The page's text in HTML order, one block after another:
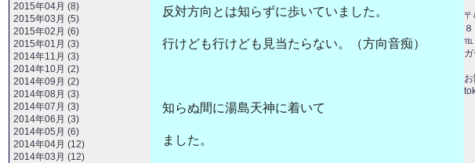
反対方向とは知らずに歩いていました。
行けども行けども見当たらない。（方向音痴）
知らぬ間に湯島天神に着いて
ました。
2015年04月 (8)
2015年03月 (5)
2015年02月 (6)
2015年01月 (3)
2014年11月 (3)
2014年10月 (2)
2014年09月 (2)
2014年08月 (3)
2014年07月 (3)
2014年06月 (3)
2014年05月 (6)
2014年04月 (12)
2014年03月 (12)
〒
８
℡